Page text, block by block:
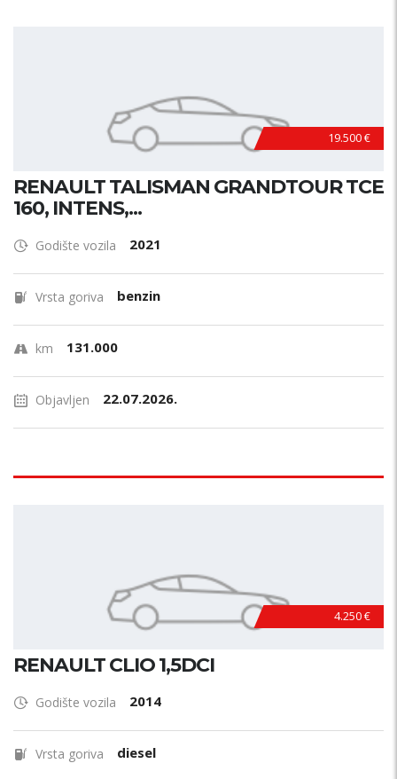
19.500 €
RENAULT TALISMAN GRANDTOUR TCE
160, INTENS,...
Godište vozila 2021
Vrsta goriva benzin
km 131.000
Objavljen 22.07.2026.
4.250 €
RENAULT CLIO 1,5DCI
Godište vozila 2014
Vrsta goriva diesel